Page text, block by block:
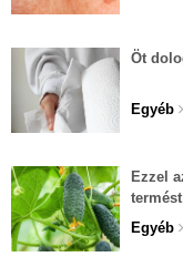
Öt
Egyéb
Ezzel
Egyéb